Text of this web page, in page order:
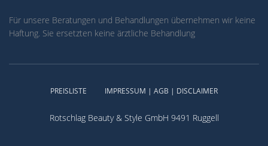
Für unsere Beratungen und Behandlungen übernehmen wir keine
Haftung. Sie ersetzten keine ärztliche Behandlung
PREISLISTE IMPRESSUM | AGB | DISCLAIMER
Rotschlag Beauty & Style GmbH 9491 Ruggell